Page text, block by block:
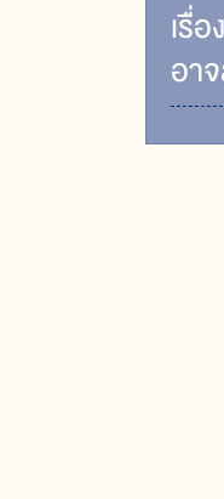
เรื่ิ
อา